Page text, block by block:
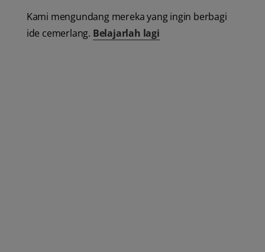
Kami mengundang mereka yang ingin berbagi
ide cemerlang. Belajarlah lagi